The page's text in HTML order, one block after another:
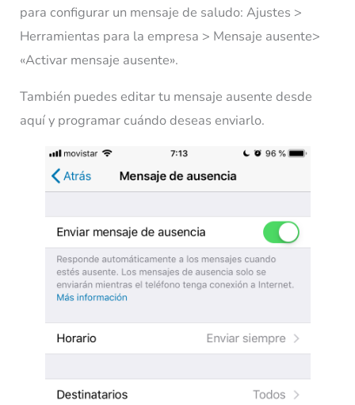
para configurar un mensaje de saludo: Ajustes >
Herramientas para la empresa > Mensaje ausente>
«Activar mensaje ausente».
También puedes editar tu mensaje ausente desde
aquí y programar cuándo deseas enviarlo.